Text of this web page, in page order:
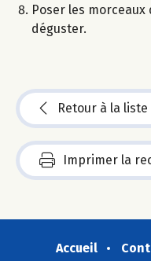
Poser les
déguster.
Retour à la liste
Imprimer la
Accueil